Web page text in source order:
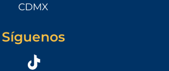
CDMX
Síguenos